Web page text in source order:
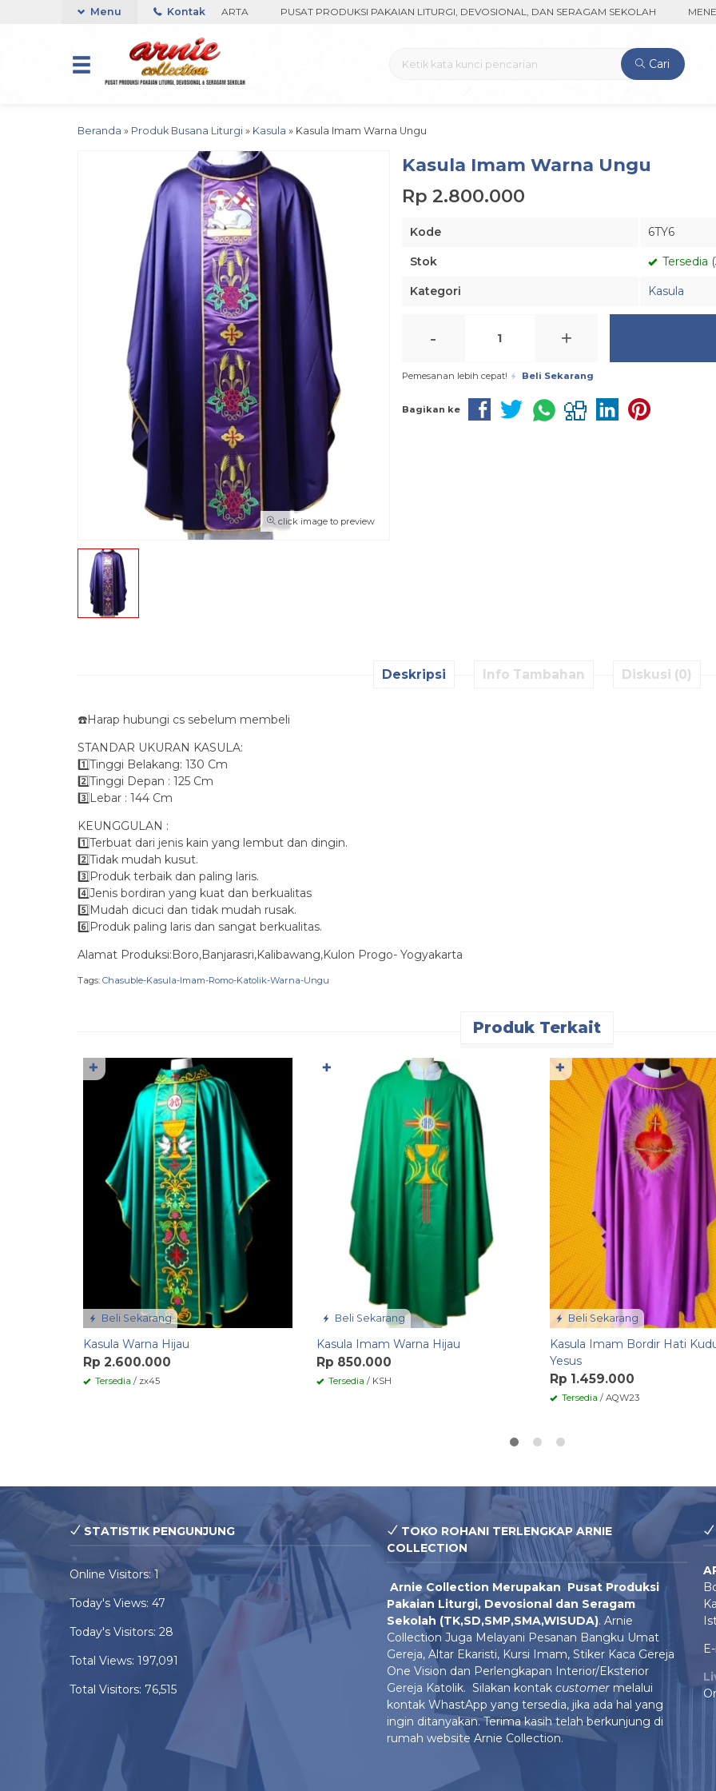
ARNIE COLLECTION-BORO, YOGYAKARTA PUSAT PRODUKSI PAKAIAN LITURGI, DEVOSIONAL, DAN SERAGAM SEKOLAH
Menu Kontak
Cari
Beranda » Produk Busana Liturgi » Kasula » Kasula Imam Warna Ungu
click image to preview
Kasula Imam Warna Ungu
Rp 2.800.000
Kode 6TY6
Stok Tersedia
Kategori Kasula
- +
Pemesanan lebih cepat! Beli Sekarang
Bagikan ke
Deskripsi Info Tambahan Diskusi (0)
☎️Harap hubungi cs sebelum membeli
STANDAR UKURAN KASULA:
1️⃣Tinggi Belakang: 130 Cm
2️⃣Tinggi Depan : 125 Cm
3️⃣Lebar : 144 Cm
KEUNGGULAN :
1️⃣Terbuat dari jenis kain yang lembut dan dingin.
2️⃣Tidak mudah kusut.
3️⃣Produk terbaik dan paling laris.
4️⃣Jenis bordiran yang kuat dan berkualitas
5️⃣Mudah dicuci dan tidak mudah rusak.
6️⃣Produk paling laris dan sangat berkualitas.
Alamat Produksi:Boro,Banjarasri,Kalibawang,Kulon Progo- Yogyakarta
Tags: Chasuble-Kasula-Imam-Romo-Katolik-Warna-Ungu
Produk Terkait
Beli Sekarang
Kasula Warna Hijau
Rp 2.600.000
Tersedia / zx45
✚
Beli Sekarang
Kasula Imam Warna Hijau
Rp 850.000
Tersedia / KSH
✚
Beli Sekarang
Kasula Imam Bordir Hati
Yesus
Rp 1.459.000
Tersedia / AQW23
✚
STATISTIK PENGUNJUNG
Online Visitors:1
Today's Views: 47
Today's Visitors: 28
Total Views: 197,091
Total Visitors: 76,515
TOKO ROHANI TERLENGKAP ARNIE
COLLECTION
Arnie Collection Merupakan Pusat Produksi
Pakaian Liturgi, Devosional dan Seragam
Sekolah (TK,SD,SMP,SMA,WISUDA). Arnie
Collection Juga Melayani Pesanan Bangku Umat
Gereja, Altar Ekaristi, Kursi Imam, Stiker Kaca Gereja
One Vision dan Perlengkapan Interior/Eksterior
Gereja Katolik. Silakan kontak customermelalui
kontak WhastApp yang tersedia, jika ada hal yang
ingin ditanyakan. Terima kasih telah berkunjung di
rumah website Arnie Collection.